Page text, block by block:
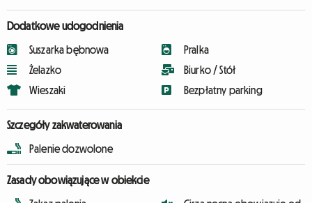
Dodatkowe udogodnienia
Suszarka bębnowa
Żelazko
Wieszaki
Pralka
Biurko / Stół
Bezpłatny parking
Szczegóły zakwaterowania
Palenie dozwolone
Zasady obowiązujące w obiekcie